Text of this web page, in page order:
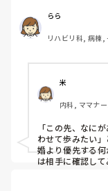
た。
彼氏は「𓏸𓏸と出会
なにがあるかわ
性格は真面目で、
この言葉を聞いて
モヤモヤして、同
なにか意見もらえ
らら
リハビリ科, 病棟,
米
内科, ママナ
「この先、なに
わせて歩みたい
婚より優先する
は相手に確認して